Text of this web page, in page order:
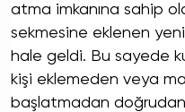
atma imkanına sahip
sekmesine eklenen
hale geldi. Bu sayede
kişi eklemeden veya
başlatmadan